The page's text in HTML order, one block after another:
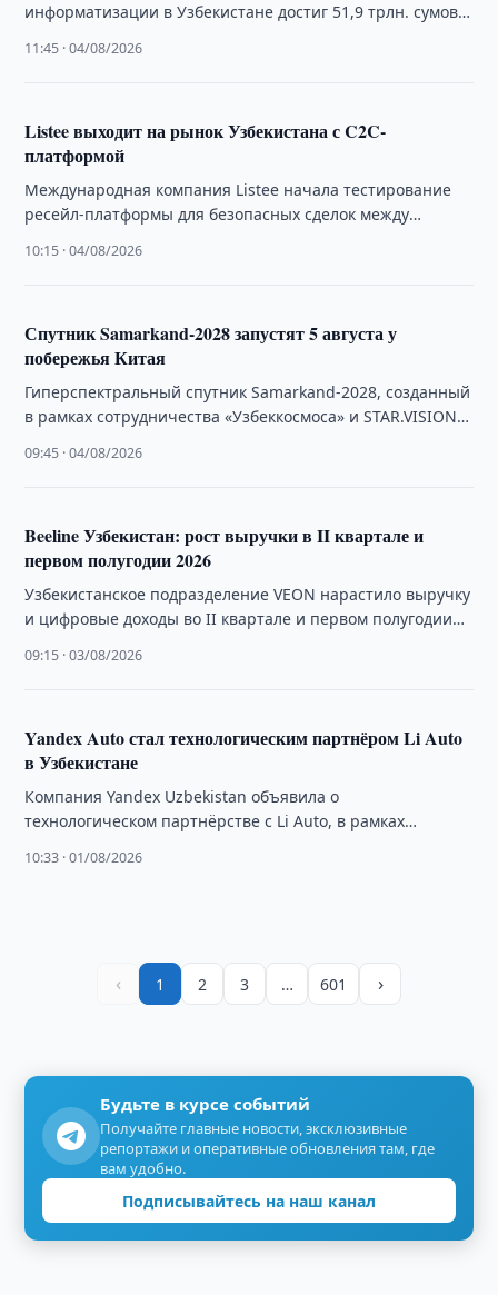
информатизации в Узбекистане достиг 51,9 трлн. сумов,
11:45 · 04/08/2026
Listee выходит на рынок Узбекистана с C2C-
платформой
Международная компания Listee начала тестирование
ресейл-платформы для безопасных сделок между
10:15 · 04/08/2026
Спутник Samarkand-2028 запустят 5 августа у
побережья Китая
Гиперспектральный спутник Samarkand-2028, созданный
в рамках сотрудничества «Узбеккосмоса» и STAR.VISION,
09:45 · 04/08/2026
Beeline Узбекистан: рост выручки в II квартале и
первом полугодии 2026
Узбекистанское подразделение VEON нарастило выручку
и цифровые доходы во II квартале и первом полугодии
09:15 · 03/08/2026
Yandex Auto стал технологическим партнёром Li Auto
в Узбекистане
Компания Yandex Uzbekistan объявила о
технологическом партнёрстве с Li Auto, в рамках
штатную …
10:33 · 01/08/2026
‹ 1 2 3 … 601 ›
Будьте в курсе событий
Получайте главные новости, эксклюзивные
репортажи и оперативные обновления там, где
вам удобно.
Подписывайтесь на наш канал